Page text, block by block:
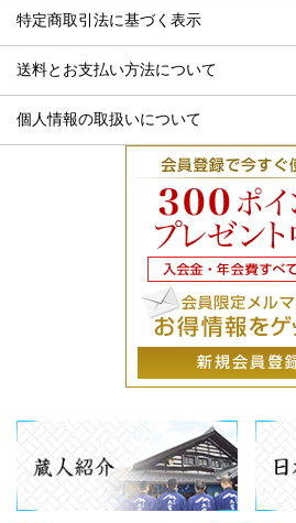
特定商取引法に基づく表示
送料とお支払い方法について
個人情報の取扱いについて